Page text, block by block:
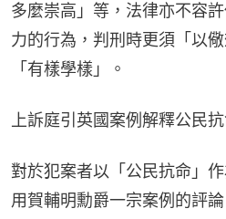
多麼崇高」等，法律亦不容
力的行為，判刑時更須「以
「有樣學樣」。
上訴庭引英國案例解釋公民
對於犯案者以「公民抗命」
用賀輔明勳爵一宗案例的評